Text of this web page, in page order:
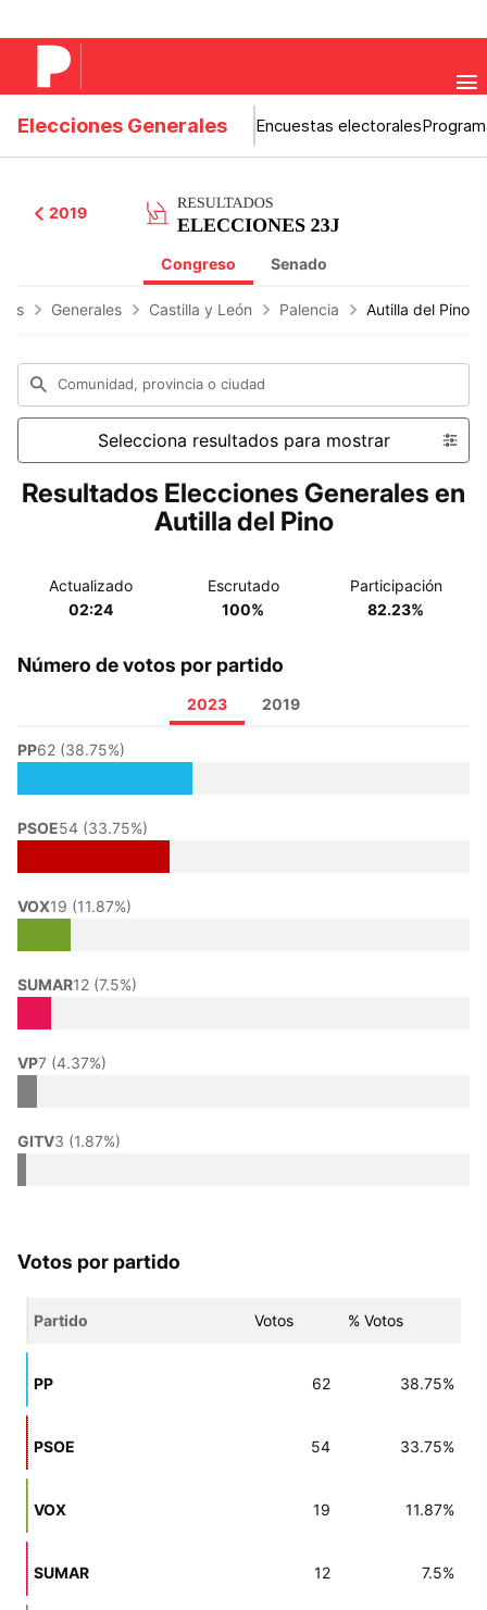
Elecciones Generales Encuestas electorales
2019
Congreso Senado
Generales Castilla y León Palencia Autilla del Pino
Comunidad, provincia o ciudad
Selecciona resultados para mostrar
Resultados Elecciones Generales en
Autilla del Pino
Actualizado
02:24
Escrutado
100%
Participación
82.23%
Número de votos por partido
2023 2019
PP62 (38.75%)
PSOE54 (33.75%)
VOX19 (11.87%)
SUMAR12 (7.5%)
VP7 (4.37%)
GITV3 (1.87%)
Votos por partido
Partido Votos % Votos
PP 62 38.75%
PSOE 54 33.75%
VOX 19 11.87%
SUMAR 12 7.5%